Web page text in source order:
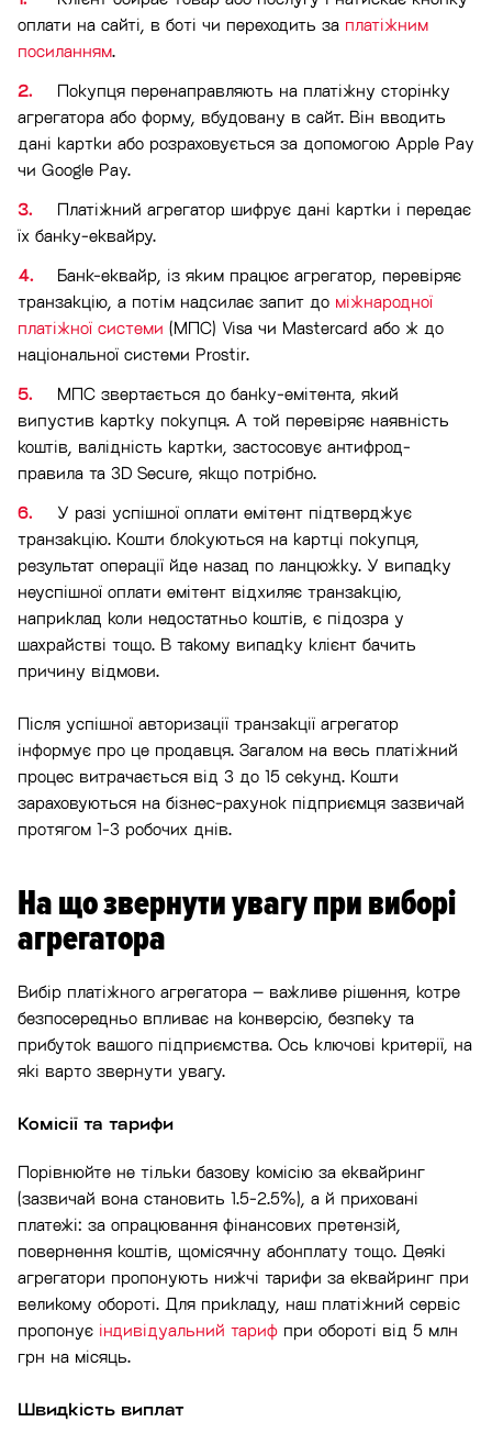
оплати на сайті, в боті чи переходить за платіжним
посиланням.
Покупця перенаправляють на платіжну сторінку
агрегатора або форму, вбудовану в сайт. Він вводить
дані картки або розраховується за допомогою Apple Pay
чи Google Pay.
Платіжний агрегатор шифрує дані картки і передає
їх банку-еквайру.
Банк-еквайр, із яким працює агрегатор, перевіряє
транзакцію, а потім надсилає запит до міжнародної
платіжної системи (МПС) Visa чи Mastercard або ж до
національної системи Prostir.
МПС звертається до банку-емітента, який
випустив картку покупця. А той перевіряє наявність
коштів, валідність картки, застосовує антифрод-
правила та 3D Secure, якщо потрібно.
У разі успішної оплати емітент підтверджує
транзакцію. Кошти блокуються на картці покупця,
результат операції йде назад по ланцюжку. У випадку
неуспішної оплати емітент відхиляє транзакцію,
наприклад коли недостатньо коштів, є підозра у
шахрайстві тощо. В такому випадку клієнт бачить
причину відмови.
Після успішної авторизації транзакції агрегатор
інформує про це продавця. Загалом на весь платіжний
процес витрачається від 3 до 15 секунд. Кошти
зараховуються на бізнес-рахунок підприємця зазвичай
протягом 1-3 робочих днів.
На що звернути увагу при виборі
агрегатора
Вибір платіжного агрегатора – важливе рішення, котре
безпосередньо впливає на конверсію, безпеку та
прибуток вашого підприємства. Ось ключові критерії, на
які варто звернути увагу.
Комісії та тарифи
Порівнюйте не тільки базову комісію за еквайринг
(зазвичай вона становить 1.5-2.5%), а й приховані
платежі: за опрацювання фінансових претензій,
повернення коштів, щомісячну абонплату тощо. Деякі
агрегатори пропонують нижчі тарифи за еквайринг при
великому обороті. Для прикладу, наш платіжний сервіс
пропонує індивідуальний тариф при обороті від 5 млн
грн на місяць.
Швидкість виплат